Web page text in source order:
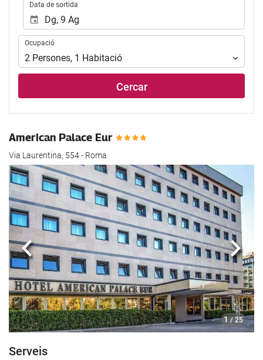
Data de sortida
Ocupació
Ocupació
2 Persones, 1 Habitació
Cercar
American Palace Eur
Via Laurentina, 554 - Roma
1 / 25
Anterior
Serveis